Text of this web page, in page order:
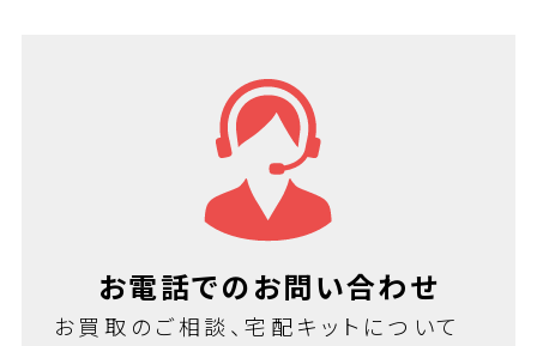
お電話でのお問い合わせ
お買取のご相談、宅配キットについて